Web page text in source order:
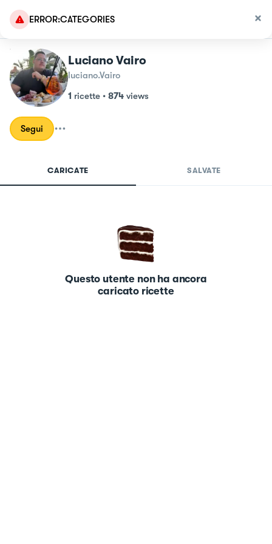
ERROR:CATEGORIES
Luciano Vairo
luciano.Vairo
1 ricette • 874 views
Segui
CARICATE SALVATE
Questo utente non ha ancora
caricato ricette